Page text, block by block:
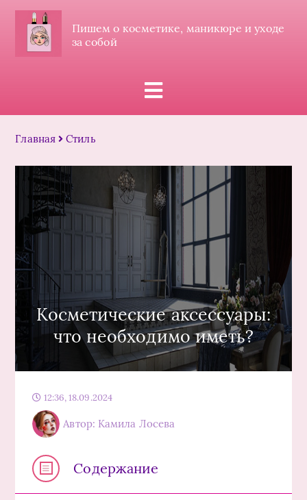
Пишем о косметике, маникюре и уходе
за собой
Главная Стиль
Косметические аксессуары:
что необходимо иметь?
12:36, 18.09.2024
Автор: Камила Лосева
Содержание